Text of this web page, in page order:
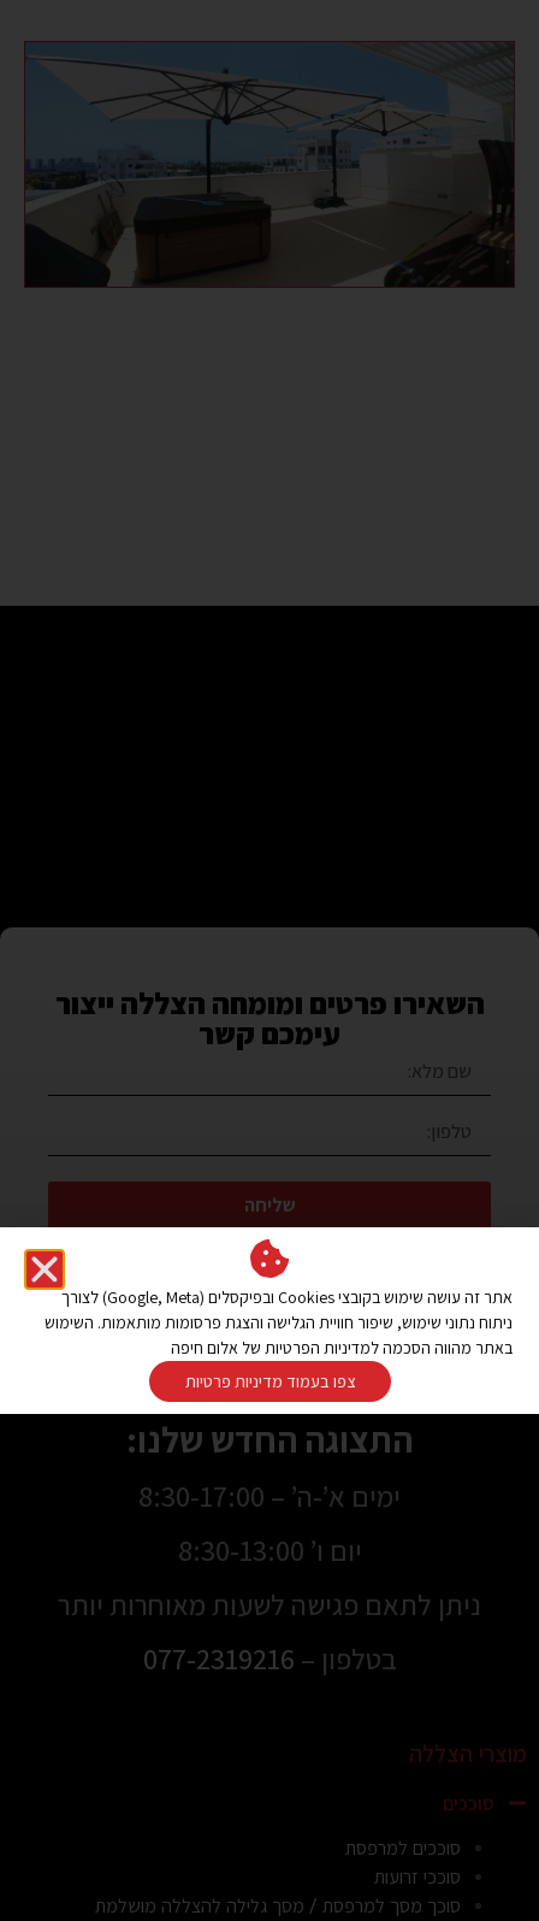
בואו להתרשם מהמוצרים באולם
התצוגה החדש שלנו:
ימים א’-ה’ – 8:30-17:00
יום ו’ 8:30-13:00
ניתן לתאם פגישה לשעות מאוחרות יותר
בטלפון – 077-2319216
השאירו פרטים ומומחה הצללה ייצור
עימכם קשר
שליחה
מוצרי הצללה
סוככים
סוככים למרפסת
סוככי זרועות
סוכך מסך למרפסת / מסך גלילה להצללה מושלמת
אתר זה עושה שימוש בקובצי Cookies ובפיקסלים (Google, Meta) לצורך
ניתוח נתוני שימוש, שיפור חוויית הגלישה והצגת פרסומות מותאמות. השימוש
באתר מהווה הסכמה למדיניות הפרטיות של אלום חיפה
צפו בעמוד מדיניות פרטיות